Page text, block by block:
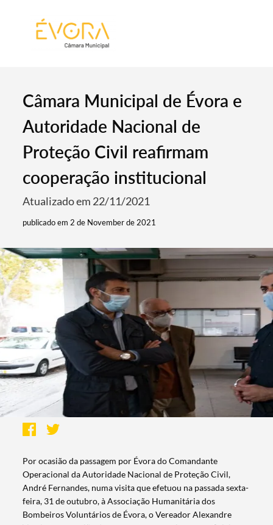
Câmara Municipal de Évora e
Autoridade Nacional de
Proteção Civil reafirmam
cooperação institucional
Atualizado em 22/11/2021
publicado em 2 de November de 2021
Por ocasião da passagem por Évora do Comandante
Operacional da Autoridade Nacional de Proteção Civil,
André Fernandes, numa visita que efetuou na passada sexta-
feira, 31 de outubro, à Associação Humanitária dos
Bombeiros Voluntários de Évora, o Vereador Alexandre